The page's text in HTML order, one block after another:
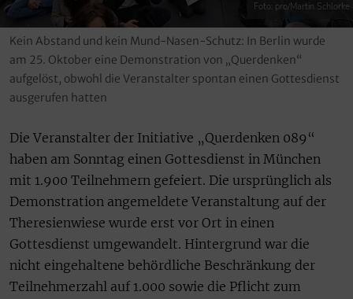
Foto: pro/Martin Schlorke
Kein Abstand und kein Mund-Nasen-Schutz: In Berlin wurde
am 25. Oktober eine Demonstration von „Querdenken“
aufgelöst, obwohl die Veranstalter spontan einen Gottesdienst
ausgerufen hatten
Die Veranstalter der Initiative „Querdenken 089“
haben am Sonntag einen Gottesdienst in München
mit 1.900 Teilnehmern gefeiert. Die ursprünglich als
Demonstration angemeldete Veranstaltung auf der
Theresienwiese wurde erst vor Ort in einen
Gottesdienst umgewandelt. Hintergrund war die
nicht eingehaltene behördliche Beschränkung der
Teilnehmerzahl auf 1.000 sowie die Pflicht zum